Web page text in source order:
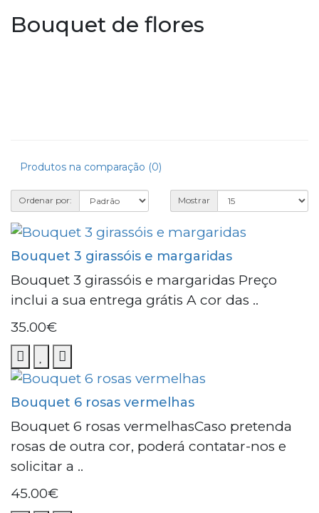
Bouquet de flores
Produtos na comparação (0)
Ordenar por: Mostrar
Bouquet 3 girassóis e margaridas
Bouquet 3 girassóis e margaridas Preço
inclui a sua entrega grátis A cor das ..
35.00€
Bouquet 6 rosas vermelhas
Bouquet 6 rosas vermelhasCaso pretenda
rosas de outra cor, poderá contatar-nos e
solicitar a ..
45.00€